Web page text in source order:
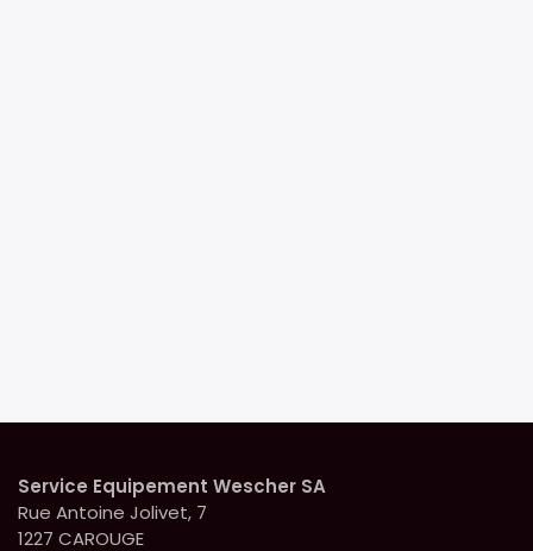
Service Equipement Wescher SA
Rue Antoine Jolivet, 7
1227 CAROUGE